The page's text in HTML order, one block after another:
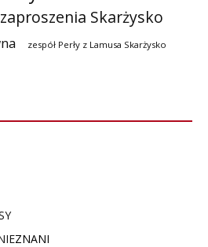
zaproszenia Skarżysko
zespół Perły z Lamusa Skarżysko
ZNANI